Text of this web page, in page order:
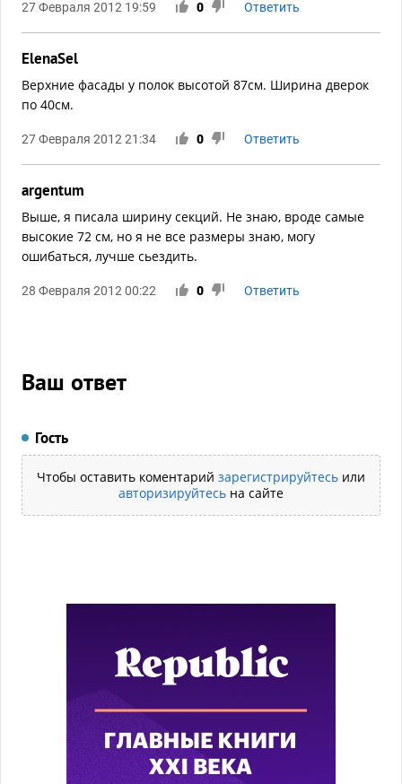
27 Февраля 2012 19:59 0 Ответить
ElenaSel
Верхние фасады у полок высотой 87см. Ширина дверок
по 40см.
27 Февраля 2012 21:34 0 Ответить
argentum
Выше, я писала ширину секций. Не знаю, вроде самые
высокие 72 см, но я не все размеры знаю, могу
ошибаться, лучше сьездить.
28 Февраля 2012 00:22 0 Ответить
Ваш ответ
Гость
Чтобы оставить коментарий зарегистрируйтесь или
авторизируйтесь на сайте